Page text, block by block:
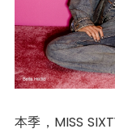
本季，MISS